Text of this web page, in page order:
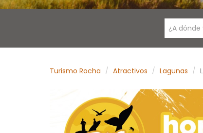
¿A dónde
Turismo Rocha Atractivos Lagunas